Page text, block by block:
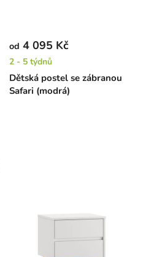
Dětská postel se zábranou
Safari (modrá)
od 4 095 Kč
2 - 5 týdnů